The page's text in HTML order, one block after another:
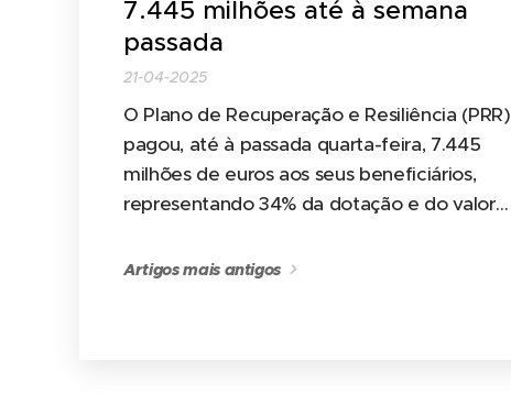
7.445 milhões até à semana
passada
21-04-2025
O Plano de Recuperação e Resiliência (PRR)
pagou, até à passada quarta-feira, 7.445
milhões de euros aos seus beneficiários,
representando 34% da dotação e do valor
último relatório de monitorização.
Artigos mais antigos